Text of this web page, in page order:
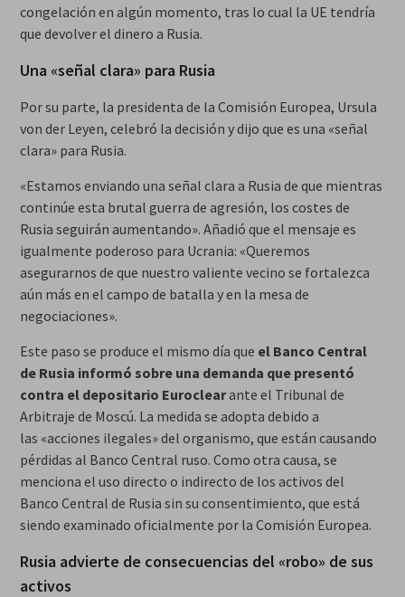
congelación en algún momento, tras lo cual la UE tendría
que devolver el dinero a Rusia.
Una «señal clara» para Rusia
Por su parte, la presidenta de la Comisión Europea, Ursula
von der Leyen, celebró la decisión y dijo que es una «señal
clara» para Rusia.
«Estamos enviando una señal clara a Rusia de que mientras
continúe esta brutal guerra de agresión, los costes de
Rusia seguirán aumentando». Añadió que el mensaje es
igualmente poderoso para Ucrania: «Queremos
asegurarnos de que nuestro valiente vecino se fortalezca
aún más en el campo de batalla y en la mesa de
negociaciones».
Este paso se produce el mismo día que el Banco Central
de Rusia informó sobre una demanda que presentó
contra el depositario Euroclearante el Tribunal de
Arbitraje de Moscú. La medida se adopta debido a
las «acciones ilegales» del organismo, que están causando
pérdidas al Banco Central ruso. Como otra causa, se
menciona el uso directo o indirecto de los activos del
Banco Central de Rusia sin su consentimiento, que está
siendo examinado oficialmente por la Comisión Europea.
Rusia advierte de consecuencias del «robo» de sus
activos